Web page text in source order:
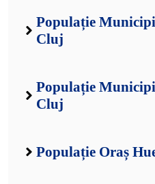
Populație
Cluj
Populație
Cluj
Populație Oraș